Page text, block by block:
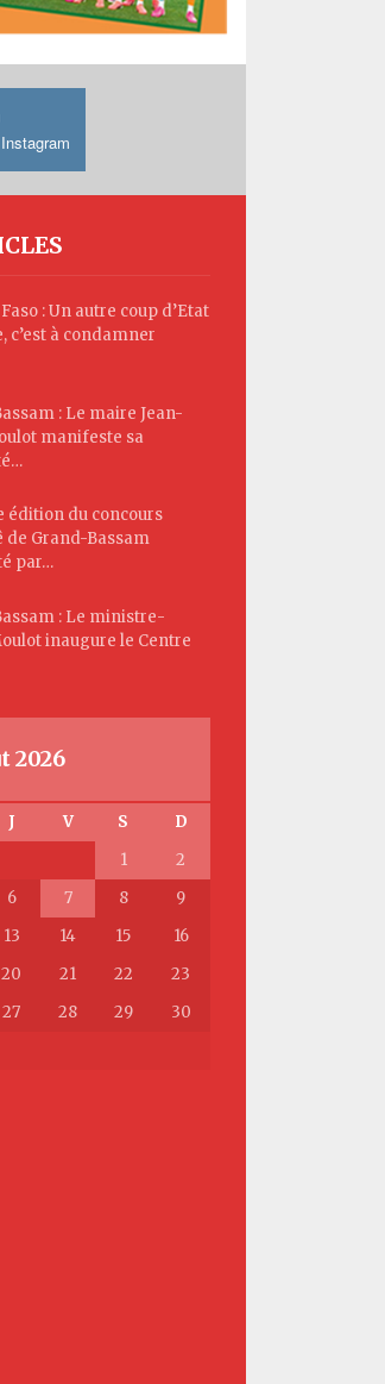
: Un autre coup d’Etat
c’est à condamner
: Le maire Jean-
manifeste sa
édition du concours
de Grand-Bassam
par…
: Le ministre-
inaugure le Centre
2026
J V S
D
1
2
6 7 8
9
13 14 15
16
20 21 22
23
27 28 29
30